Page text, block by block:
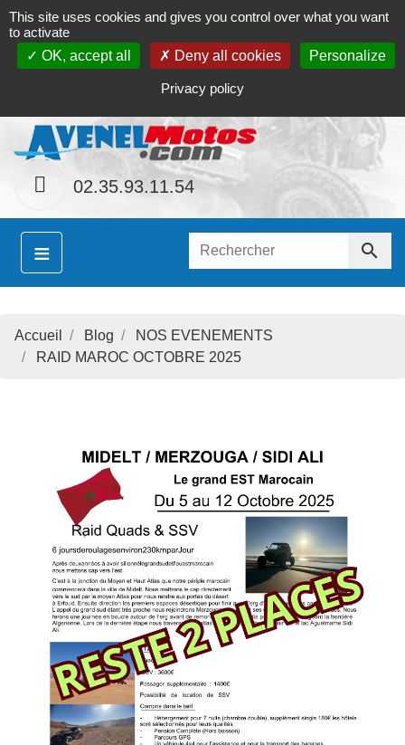
Contact Le magasin Mon compte
02.35.93.11.54
≡ 
Accueil Blog
NOS EVENEMENTS
RAID MAROC OCTOBRE 2025
This site uses cookies and gives you control over what you want
to activate
OK, accept all
Deny all cookies Personalize
Privacy policy